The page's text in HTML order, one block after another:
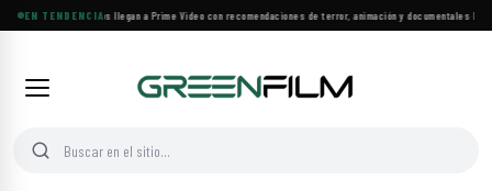
EN TENDENCIA
Más de 160 estrenos llegan a Prime Video con recomendaciones de terror, animación y documentales·Las